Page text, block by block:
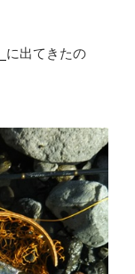
に出てきたの